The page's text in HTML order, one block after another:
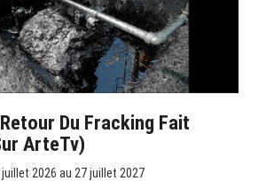
Du Fracking Fait
ArteTv)
juillet 2026 au 27 juillet 2027